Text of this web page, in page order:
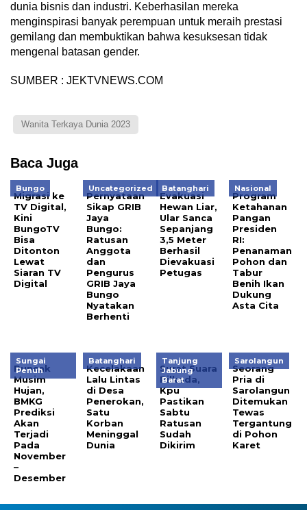
dunia bisnis dan industri. Keberhasilan mereka
menginspirasi banyak perempuan untuk meraih prestasi
gemilang dan membuktikan bahwa kesuksesan tidak
mengenal batasan gender.
SUMBER : JEKTVNEWS.COM
Wanita Terkaya Dunia 2023
Baca Juga
Bungo
Migrasi ke
TV Digital,
Kini
BungoTV
Bisa
Ditonton
Lewat
Siaran TV
Digital
Uncategorized
Pernyataan
Sikap GRIB
Jaya
Bungo:
Ratusan
Anggota
dan
Pengurus
GRIB Jaya
Bungo
Nyatakan
Berhenti
Batanghari
Evakuasi
Hewan Liar,
Ular Sanca
Sepanjang
3,5 Meter
Berhasil
Dievakuasi
Petugas
Nasional
Program
Ketahanan
Pangan
Presiden
RI:
Penanaman
Pohon dan
Tabur
Benih Ikan
Dukung
Asta Cita
Sungai
Penuh
Puncak
Musim
Hujan,
BMKG
Prediksi
Akan
Terjadi
Pada
November
–
Desember
Batanghari
Kecelakaan
Lalu Lintas
di Desa
Penerokan,
Satu
Korban
Meninggal
Dunia
Tanjung
Jabung
Barat
Surat Suara
Pilkada,
Kpu
Pastikan
Sabtu
Ratusan
Sudah
Dikirim
Sarolangun
Seorang
Pria di
Sarolangun
Ditemukan
Tewas
Tergantung
di Pohon
Karet